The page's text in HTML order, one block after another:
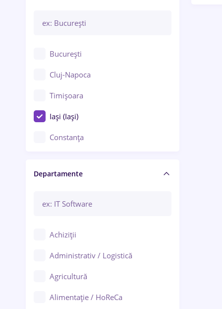
București
Cluj-Napoca
Timișoara
Iași (Iași)
Constanța
Brașov
Bacău
Galați (Galați)
Ploiești
Departamente
Achiziții
Administrativ / Logistică
Agricultură
Alimentație / HoReCa